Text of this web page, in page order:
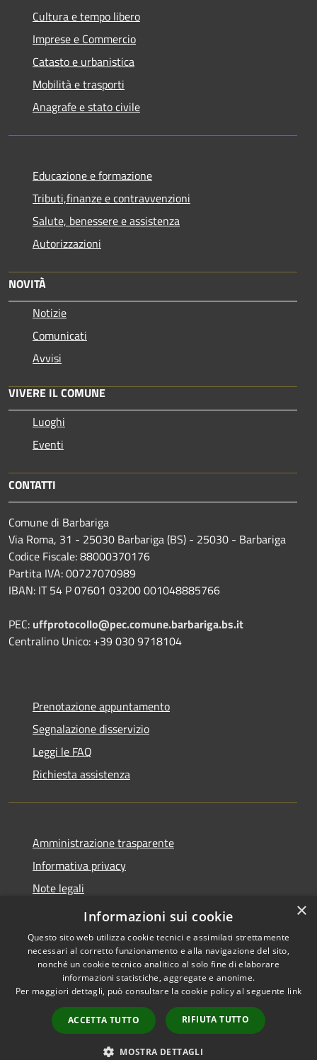
Cultura e tempo libero
Imprese e Commercio
Catasto e urbanistica
Mobilità e trasporti
Anagrafe e stato civile
Educazione e formazione
Tributi,finanze e contravvenzioni
Salute, benessere e assistenza
Autorizzazioni
NOVITÀ
Notizie
Comunicati
Avvisi
VIVERE IL COMUNE
Luoghi
Eventi
CONTATTI
Comune di Barbariga
Via Roma, 31 - 25030 Barbariga (BS) - 25030 - Barbariga
Codice Fiscale: 88000370176
Partita IVA: 00727070989
IBAN: IT 54 P 07601 03200 001048885766
PEC: uffprotocollo@pec.comune.barbariga.bs.it
Centralino Unico: +39 030 9718104
Prenotazione appuntamento
Segnalazione disservizio
Leggi le FAQ
Richiesta assistenza
Amministrazione trasparente
Informativa privacy
Note legali
Dichiarazione di accessibilità
Accessibilità
Copyright © 2026 • Comune di
Barbariga • Powered by
Municipium•
Accesso
redazione
×
Informazioni sui cookie
Questo sito web utilizza cookie tecnici e assimilati strettamente
necessari al corretto funzionamento e alla navigazione del sito,
nonché un cookie tecnico analitico al solo fine di elaborare
informazioni statistiche, aggregate e anonime.
Per maggiori dettagli, può consultare la cookie policy al seguente link
ACCETTA TUTTO RIFIUTA TUTTO
MOSTRA DETTAGLI